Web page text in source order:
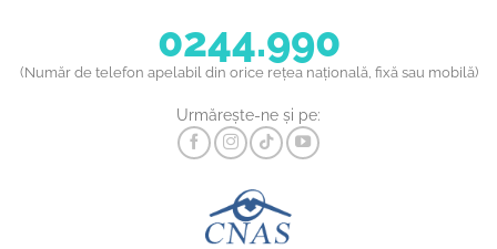
0244.990
(Număr de telefon apelabil din orice rețea națională, fixă sau mobilă)
Urmărește-ne și pe: